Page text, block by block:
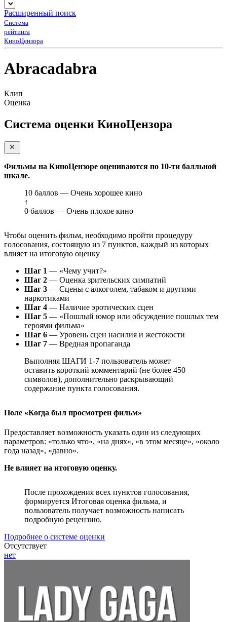
Расширенный поиск
Система
рейтинга
КиноЦензора
Abracadabra
Клип
Оценка
Система оценки КиноЦензора
Фильмы на КиноЦензоре оцениваются по 10-ти балльной
шкале.
10 баллов — Очень хорошее кино
↑
0 баллов — Очень плохое кино
Чтобы оценить фильм, необходимо пройти процедуру
голосования, состоящую из 7 пунктов, каждый из которых
влияет на итоговую оценку
Шаг 1 — «Чему учит?»
Шаг 2 — Оценка зрительских симпатий
Шаг 3 — Сцены с алкоголем, табаком и другими
наркотиками
Шаг 4 — Наличие эротических сцен
Шаг 5 — «Пошлый юмор или обсуждение пошлых тем
героями фильма»
Шаг 6 — Уровень сцен насилия и жестокости
Шаг 7 — Вредная пропаганда
Выполняя ШАГИ 1-7 пользователь может
оставить короткий комментарий (не более 450
символов), дополнительно раскрывающий
содержание пункта голосования.
Поле «Когда был просмотрен фильм»
Предоставляет возможность указать один из следующих
параметров: «только что», «на днях», «в этом месяце», «около
года назад», «давно».
Не влияет на итоговую оценку.
После прохождения всех пунктов голосования,
формируется Итоговая оценка фильма, и
пользователь получает возможность написать
подробную рецензию.
Подробнее о системе оценки
Отсутствует
нет